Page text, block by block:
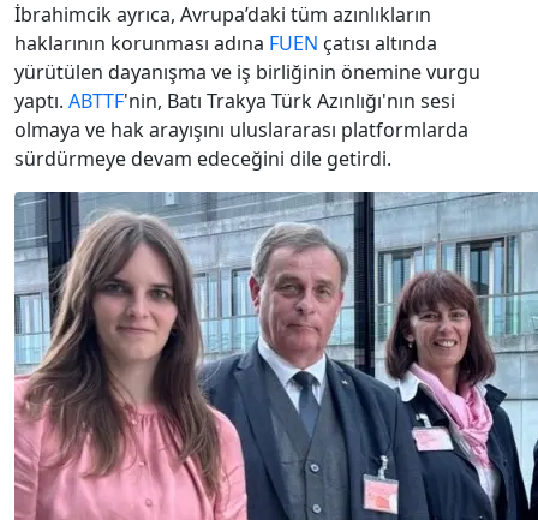
İbrahimcik ayrıca, Avrupa’daki tüm azınlıkların
haklarının korunması adına FUEN çatısı altında
yürütülen dayanışma ve iş birliğinin önemine vurgu
yaptı. ABTTF'nin, Batı Trakya Türk Azınlığı'nın sesi
olmaya ve hak arayışını uluslararası platformlarda
sürdürmeye devam edeceğini dile getirdi.